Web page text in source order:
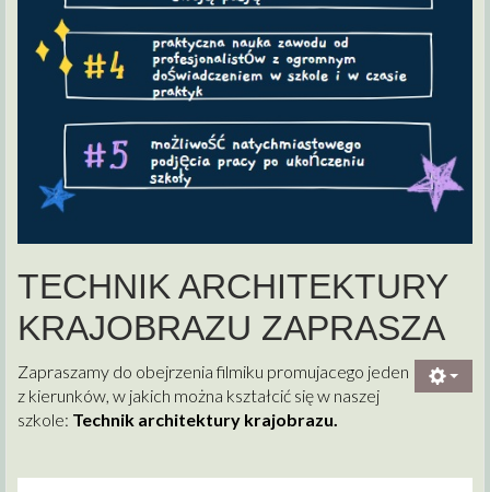
TECHNIK ARCHITEKTURY
KRAJOBRAZU ZAPRASZA
Zapraszamy do obejrzenia filmiku promujacego jeden
z kierunków, w jakich można kształcić się w naszej
szkole: Technik architektury krajobrazu.